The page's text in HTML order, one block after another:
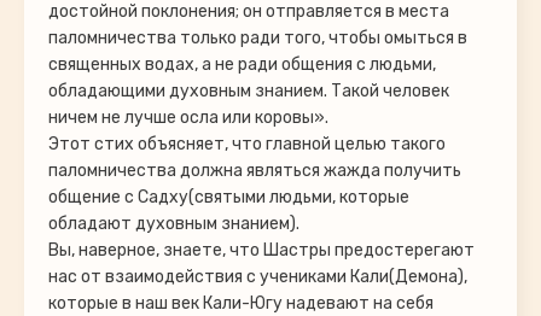
достойной поклонения; он отправляется в места
паломничества только ради того, чтобы омыться в
священных водах, а не ради общения с людьми,
обладающими духовным знанием. Такой человек
ничем не лучше осла или коровы».
Этот стих объясняет, что главной целью такого
паломничества должна являться жажда получить
общение с Садху(святыми людьми, которые
обладают духовным знанием).
Вы, наверное, знаете, что Шастры предостерегают
нас от взаимодействия с учениками Кали(Демона),
которые в наш век Кали-Югу надевают на себя